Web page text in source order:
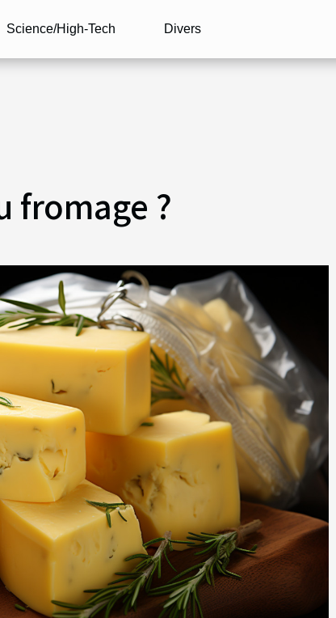
Science/High-Tech Divers
fromage ?